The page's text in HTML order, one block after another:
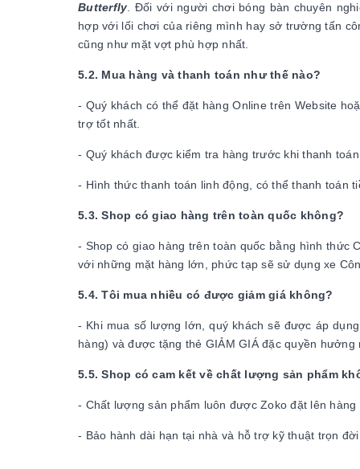
Butterfly . Đối với người chơi bóng bàn chuyên
hợp với lối chơi của riêng mình hay sở trường tấn
cũng như mặt vợt phù hợp nhất.
5.2. Mua hàng và thanh toán như thế nào?
- Quý khách có thể đặt hàng Online trên Website
trợ tốt nhất.
- Quý khách được kiểm tra hàng trước khi thanh
- Hình thức thanh toán linh động, có thể thanh toán
5.3. Shop có giao hàng trên toàn quốc không?
- Shop có giao hàng trên toàn quốc bằng hình thức
với những mặt hàng lớn, phức tạp sẽ sử dụng xe
5.4. Tôi mua nhiều có được giảm giá không?
- Khi mua số lượng lớn, quý khách sẽ được áp
hàng) và được tặng thẻ GIẢM GIÁ đặc quyền
5.5. Shop có cam kết về chất lượng sản phẩm
- Chất lượng sản phẩm luôn được Zoko đặt lên
- Bảo hành dài hạn tại nhà và hỗ trợ kỹ thuật trọn